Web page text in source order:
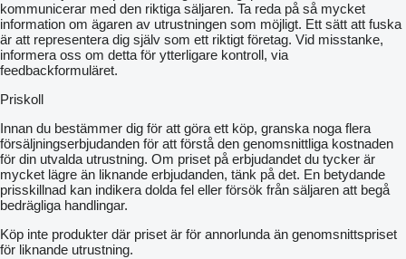
kommunicerar med den riktiga säljaren. Ta reda på så mycket
information om ägaren av utrustningen som möjligt. Ett sätt att fuska
är att representera dig själv som ett riktigt företag. Vid misstanke,
informera oss om detta för ytterligare kontroll, via
feedbackformuläret.
Priskoll
Innan du bestämmer dig för att göra ett köp, granska noga flera
försäljningserbjudanden för att förstå den genomsnittliga kostnaden
för din utvalda utrustning. Om priset på erbjudandet du tycker är
mycket lägre än liknande erbjudanden, tänk på det. En betydande
prisskillnad kan indikera dolda fel eller försök från säljaren att begå
bedrägliga handlingar.
Köp inte produkter där priset är för annorlunda än genomsnittspriset
för liknande utrustning.